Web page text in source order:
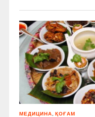
МЕДИЦИНА ҚОҒАМ